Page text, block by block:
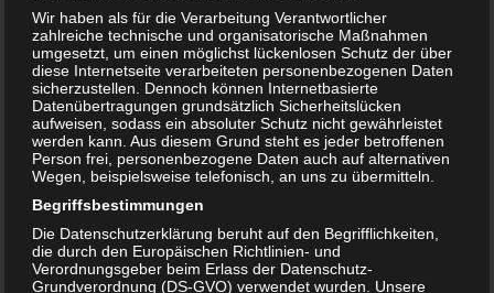
Bewertung:
Wir haben als für die Verarbeitung Verantwortlicher
zahlreiche technische und organisatorische Maßnahmen
umgesetzt, um einen möglichst lückenlosen Schutz der über
diese Internetseite verarbeiteten personenbezogenen Daten
sicherzustellen. Dennoch können Internetbasierte
Datenübertragungen grundsätzlich Sicherheitslücken
aufweisen, sodass ein absoluter Schutz nicht gewährleistet
werden kann. Aus diesem Grund steht es jeder betroffenen
Person frei, personenbezogene Daten auch auf alternativen
Wegen, beispielsweise telefonisch, an uns zu übermitteln.
Begriffsbestimmungen
Die Datenschutzerklärung beruht auf den Begrifflichkeiten,
die durch den Europäischen Richtlinien- und
Verordnungsgeber beim Erlass der Datenschutz-
Grundverordnung (DS-GVO) verwendet wurden. Unsere